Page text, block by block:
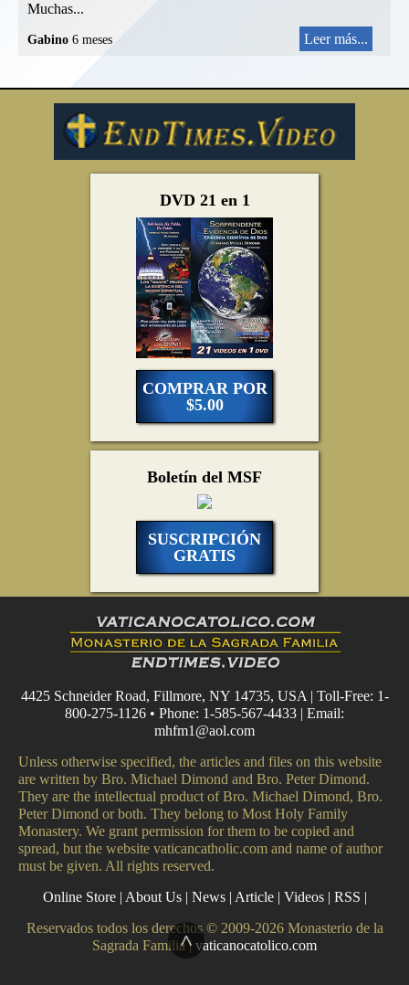
Muchas...
Gabino 6 meses Leer más...
^
DVD 21 en 1
COMPRAR POR
$5.00
Boletín del MSF
SUSCRIPCIÓN
GRATIS
4425 Schneider Road, Fillmore, NY 14735, USA | Toll-Free: 1-
800-275-1126 • Phone: 1-585-567-4433 | Email:
mhfm1@aol.com
Unless otherwise specified, the articles and files on this website
are written by Bro. Michael Dimond and Bro. Peter Dimond.
They are the intellectual product of Bro. Michael Dimond, Bro.
Peter Dimond or both. They belong to Most Holy Family
Monastery. We grant permission for them to be copied and
spread, but the website vaticancatholic.com and name of author
must be given. All rights reserved.
Online Store| About Us| News| Article| Videos| RSS |
Reservados todos los derechos © 2009-2026 Monasterio de la
Sagrada Familia | vaticanocatolico.com